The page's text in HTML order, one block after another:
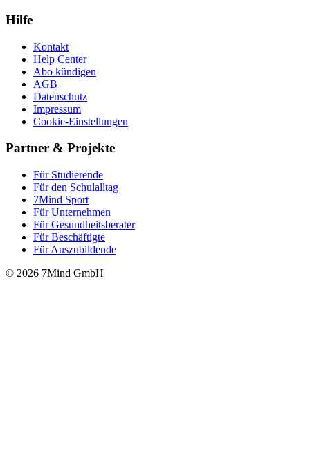
Hilfe
Kontakt
Help Center
Abo kündigen
AGB
Datenschutz
Impressum
Cookie-Einstellungen
Partner & Projekte
Für Stu­die­rende
Für den Schulalltag
7Mind Sport
Für Unter­neh­men
Für Gesund­heits­be­ra­ter
Für Beschäftigte
Für Auszubildende
© 2026 7Mind GmbH